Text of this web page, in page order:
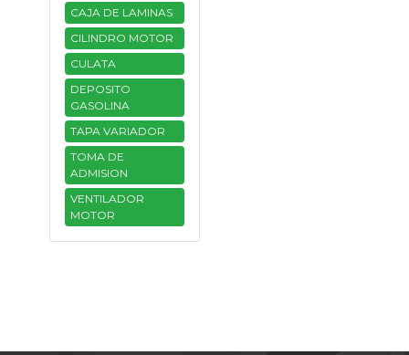
CAJA DE LAMINAS
CILINDRO MOTOR
CULATA
DEPOSITO
GASOLINA
TAPA VARIADOR
TOMA DE
ADMISION
VENTILADOR
MOTOR